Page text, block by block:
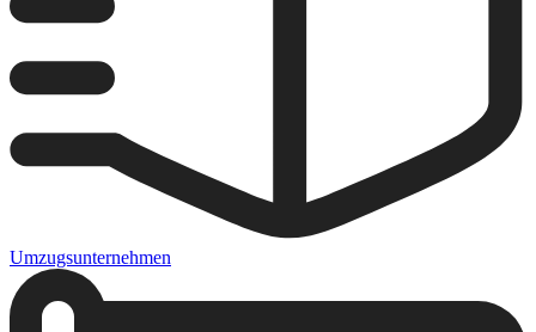
Umzugsunternehmen